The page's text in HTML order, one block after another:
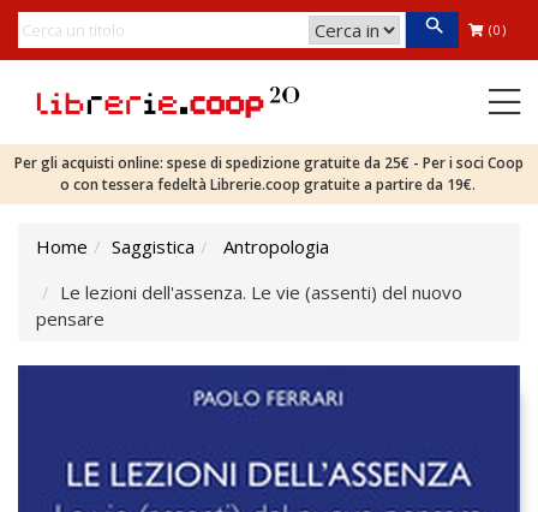
(0)
Per gli acquisti online: spese di spedizione gratuite da 25€ - Per i soci Coop
o con tessera fedeltà Librerie.coop gratuite a partire da 19€.
Home Saggistica
Antropologia
Le lezioni dell'assenza. Le vie (assenti) del nuovo
pensare